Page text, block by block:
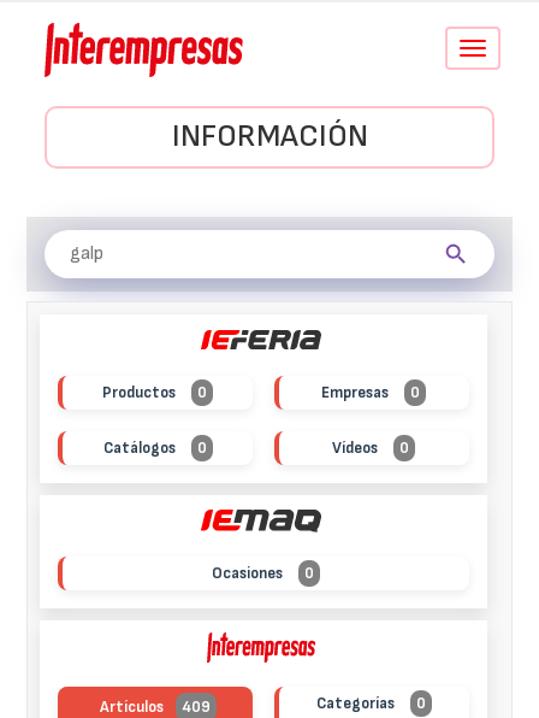
Conmutar
INFORMACIÓN
Productos 0 Empresas 0
Catálogos 0 Vídeos 0
Ocasiones 0
Artículos 409 Categorías 0